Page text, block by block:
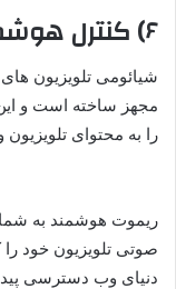
۶) کنترل هوشمند تلویزیون شیائومی
شیائومی تلویزیون
مجهز ساخته است و
را به محتوای
ریموت هوشمند به شما
صوتی تلویزیون خود
دنیای وب دسترسی